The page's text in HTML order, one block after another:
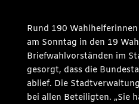
Rund 190
am Sonntag in den 19
Briefwahlvorständen im
gesorgt, dass die
ablief. Die
bei allen Beteiligten. „Sie